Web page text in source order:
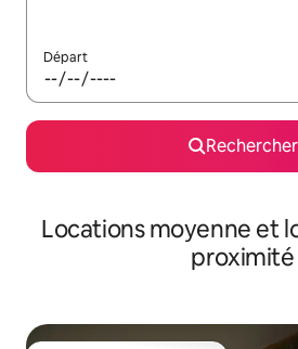
Départ
Rechercher
Locations moyenne et
proximité